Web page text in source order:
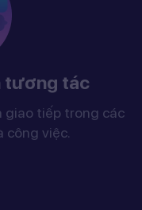
tương tác
giao tiếp trong các
công việc.